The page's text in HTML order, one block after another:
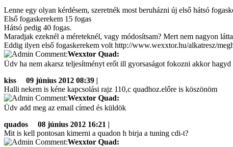
Lenne egy olyan kérdésem, szeretnék most beruházni új első hátsó
Első fogaskerekem 15 fogas
Hátsó pedig 40 fogas.
Maradjak ezeknél a méreteknél, vagy módosítsam? Mert nem nagyon
Eddig ilyen első fogaskerekem volt http://www.wexxtor.hu/alkatresz/
Wexxtor Quad:
Üdv ha nem akarsz teljesítményt erőt ill gyorsaságot fokozni akkor hagyd
kiss
09 június 2012 08:39 |
Halli nekem is kéne kapcsolási rajz 110,c quadhoz.előre is köszönöm
Wexxtor Quad:
Üdv add meg az email címed és küldök
quados
08 június 2012 16:21 |
Mit is kell pontosan kimerni a quadon h birja a tuning cdi-t?
Wexxtor Quad: